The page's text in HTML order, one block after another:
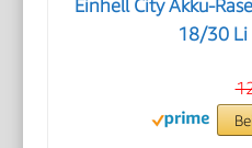
Einhell City Akku-
18/30 Li